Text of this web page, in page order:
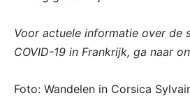
Voor actuele informatie over de
COVID-19 in Frankrijk, ga naar
Foto: Wandelen in Corsica